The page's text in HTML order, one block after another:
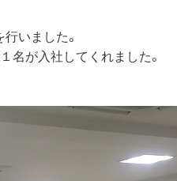
いました。
名が入社してくれました。